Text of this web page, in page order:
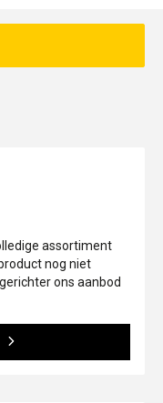
assortiment
nog niet
ons aanbod